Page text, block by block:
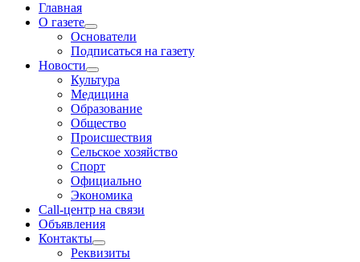
Главная
О газете
Основатели
Подписаться на газету
Новости
Культура
Медицина
Образование
Общество
Происшествия
Сельское хозяйство
Спорт
Официально
Экономика
Call-центр на связи
Объявления
Контакты
Реквизиты